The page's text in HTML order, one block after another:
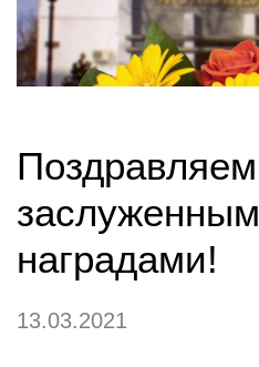
наградами!
13.03.2021